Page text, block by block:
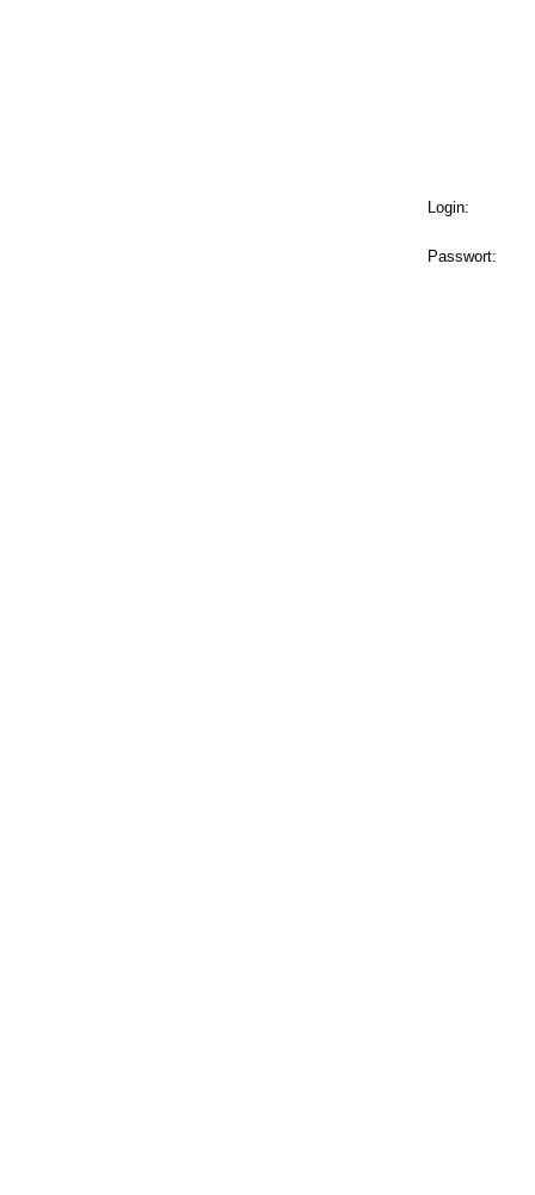
Login:
Passwort: